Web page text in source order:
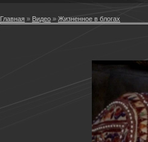
Главная » Видео » Жизненное в блогах